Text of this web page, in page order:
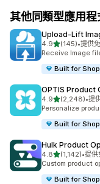
其他同類型應用程
Upload‑Lift
4.9滿分 5 顆星
(145)
共有 145 則評價
•提供
Receive Image
Built for
OPTIS Product
4.9滿分 5 顆星
(2,248)
共有 2248 則評價
•提
Personalize
Built for
Hulk Product
4.8滿分 5 顆星
(1,142)
共有 1142 則評價
•提供
Custom product
Built for